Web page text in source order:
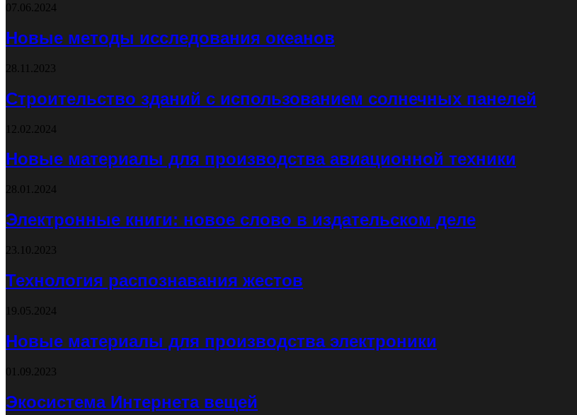
07.06.2024
Новые методы исследования океанов
28.11.2023
Строительство зданий с использованием солнечных панелей
12.02.2024
Новые материалы для производства авиационной техники
28.01.2024
Электронные книги: новое слово в издательском деле
23.10.2023
Технология распознавания жестов
19.05.2024
Новые материалы для производства электроники
01.09.2023
Экосистема Интернета вещей